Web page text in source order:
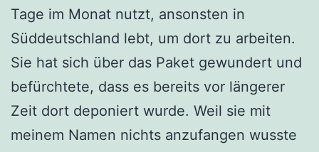
Tage im Monat nutzt, ansonsten in
Süddeutschland lebt, um dort zu arbeiten.
Sie hat sich über das Paket gewundert und
befürchtete, dass es bereits vor längerer
Zeit dort deponiert wurde. Weil sie mit
meinem Namen nichts anzufangen wusste